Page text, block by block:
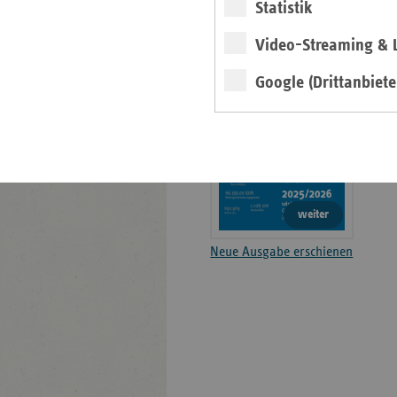
Statistik
Video-Streaming &
GoogleBroschüre
weiter
Neue Ausgabe erschienen